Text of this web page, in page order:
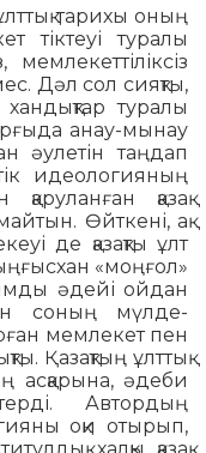
тарихы оның
тіктеуі туралы
Дәл сол сияқты,
хан­дықтар туралы
анау-мынау
әуле­тін таңдап
идеология­ның
қазақ
Өйткені, ақ
де қазақты ұлт
«моңғол»
әдейі ойдан
со­ның мүлде­
мемлекет пен
Қазақтың ұлттық
асқарына, әдеби
Автордың
оқи отырып,